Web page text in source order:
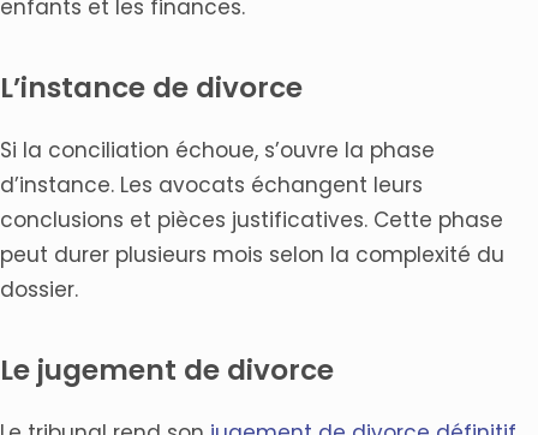
enfants et les finances.
L’instance de divorce
Si la conciliation échoue, s’ouvre la phase
d’instance. Les avocats échangent leurs
conclusions et pièces justificatives. Cette phase
peut durer plusieurs mois selon la complexité du
dossier.
Le jugement de divorce